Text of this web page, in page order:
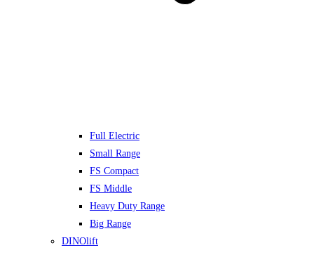
Full Electric
Small Range
FS Compact
FS Middle
Heavy Duty Range
Big Range
DINOlift